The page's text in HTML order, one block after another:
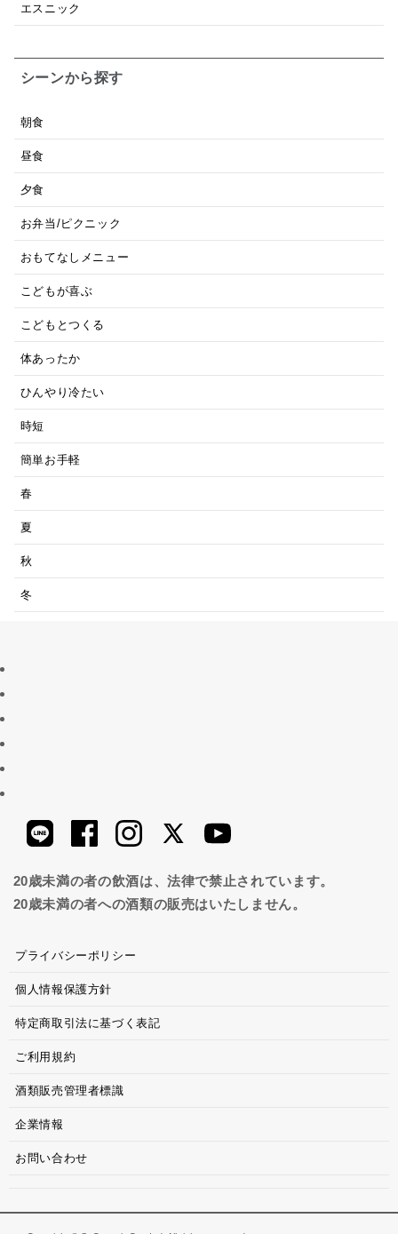
エスニック
シーンから探す
朝食
昼食
夕食
お弁当/ピクニック
おもてなしメニュー
こどもが喜ぶ
こどもとつくる
体あったか
ひんやり冷たい
時短
簡単お手軽
春
夏
秋
冬
20歳未満の者の飲酒は、法律で禁止されています。
20歳未満の者への酒類の販売はいたしません。
プライバシーポリシー
個人情報保護方針
特定商取引法に基づく表記
ご利用規約
酒類販売管理者標識
企業情報
お問い合わせ